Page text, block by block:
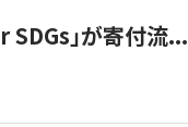
SDGs」が寄付流...